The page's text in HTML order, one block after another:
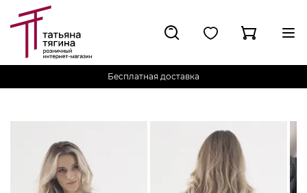
Бесплатная доставка